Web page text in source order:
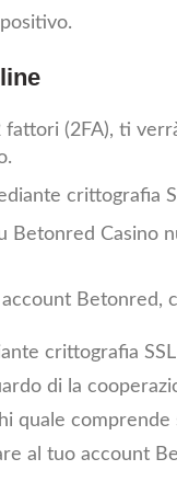
fattori (2FA), ti
crittografia
Betonred Casino
Betonred,
crittografia
di la
quale
al tuo account